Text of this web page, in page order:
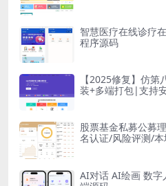
智慧医疗在线诊疗
程序源码
【2025修复】仿
装+多端打包|支持
股票基金私募公募
名认证/风险评测/
AI对话 AI绘画 数字